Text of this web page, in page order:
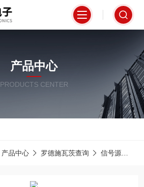
产品中心
PRODUCTS CENTER
产品中心 罗德施瓦茨查询 信号源